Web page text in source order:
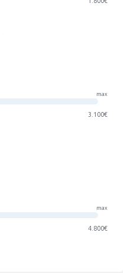
max
3.100€
max
4.800€